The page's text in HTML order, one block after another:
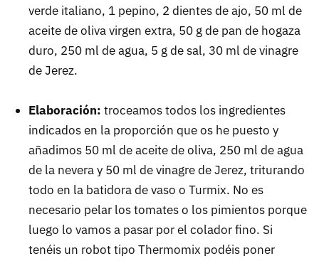
verde italiano, 1 pepino, 2 dientes de ajo, 50 ml de
aceite de oliva virgen extra, 50 g de pan de hogaza
duro, 250 ml de agua, 5 g de sal, 30 ml de vinagre
de Jerez.
Elaboración: troceamos todos los ingredientes
indicados en la proporción que os he puesto y
añadimos 50 ml de aceite de oliva, 250 ml de agua
de la nevera y 50 ml de vinagre de Jerez, triturando
todo en la batidora de vaso o Turmix. No es
necesario pelar los tomates o los pimientos porque
luego lo vamos a pasar por el colador fino. Si
tenéis un robot tipo Thermomix podéis poner